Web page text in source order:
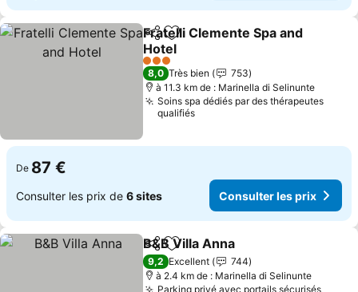
PartagerAjouter à mes favoris
Fratelli Clemente Spa and
Hotel
Consulter les prix
3 Étoiles
8,0 Très bien
753
à 11.3 km de : Marinella di Selinunte
Soins spa dédiés par des thérapeutes
qualifiés
De 87 €
Consulter les prix de 6 sites Consulter les prix
PartagerAjouter à mes favoris
B&B Villa Anna
9,2 Excellent
744
à 2.4 km de : Marinella di Selinunte
Parking privé avec portails sécurisés